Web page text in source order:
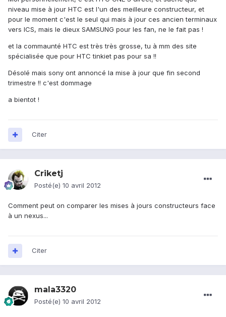
niveau mise à jour HTC est l'un des meilleure constructeur, et
pour le moment c'est le seul qui mais à jour ces ancien terminaux
vers ICS, mais le dieux SAMSUNG pour les fan, ne le fait pas !
et la commaunté HTC est très très grosse, tu à mm des site
spécialisée que pour HTC tinkiet pas pour sa !!
Désolé mais sony ont annoncé la mise à jour que fin second
trimestre !! c'est dommage
a bientot !
Citer
Criketj
Posté(e) 10 avril 2012
Comment peut on comparer les mises à jours constructeurs face
à un nexus...
Citer
mala3320
Posté(e) 10 avril 2012